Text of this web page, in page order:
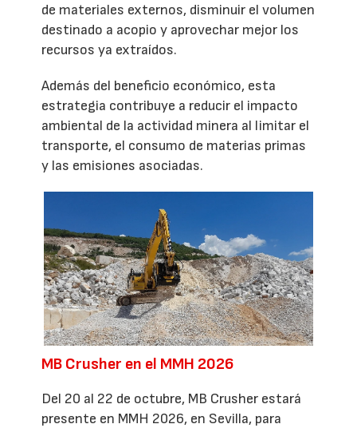
de materiales externos, disminuir el volumen
destinado a acopio y aprovechar mejor los
recursos ya extraídos.
Además del beneficio económico, esta
estrategia contribuye a reducir el impacto
ambiental de la actividad minera al limitar el
transporte, el consumo de materias primas
y las emisiones asociadas.
MB Crusher en el MMH 2026
Del 20 al 22 de octubre, MB Crusher estará
presente en MMH 2026, en Sevilla, para